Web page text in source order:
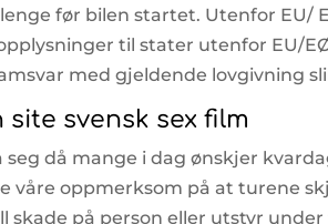
før bilen startet. Utenfor EU/
til stater utenfor EU/
med gjeldende lovgivning
svensk sex film
då mange i dag ønskjer
våre oppmerksom på at turene
skade på person eller utstyr